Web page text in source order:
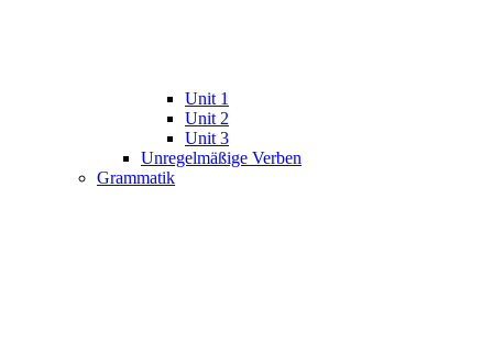
Unit 1
Unit 2
Unit 3
Unregelmäßige Verben
Grammatik